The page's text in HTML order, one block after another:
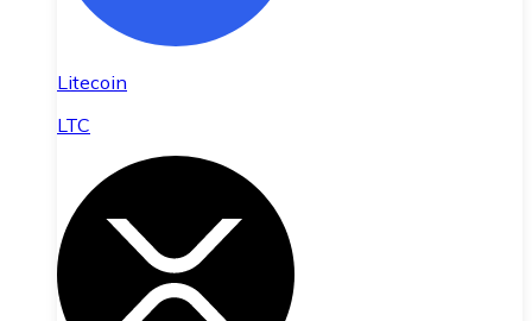
Litecoin
LTC